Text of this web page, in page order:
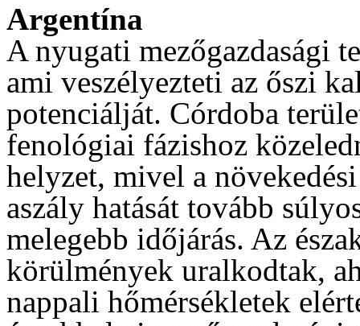
Argentína
A nyugati mezőgazdasági
ami veszélyezteti az őszi
potenciálját. Córdoba
fenológiai fázishoz
helyzet, mivel a
aszály hatását tovább
melegebb időjárás. Az
körülmények uralkodtak,
nappali hőmérsékletek